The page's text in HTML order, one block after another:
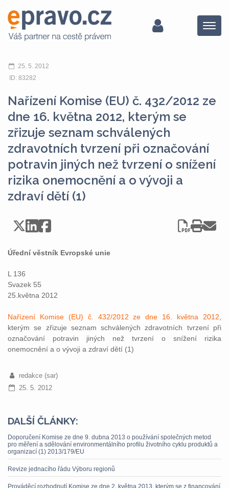
Menu
25. 5. 2012
ID: 83282
Nařízení Komise (EU) č. 432/2012 ze
dne 16. května 2012, kterým se
zřizuje seznam schválených
zdravotních tvrzení při označování
potravin jiných než tvrzení o snížení
rizika onemocnění a o vývoji a
zdraví dětí (1)
Úřední věstník Evropské unie
L 136
Svazek 55
25.května 2012
Nařízení Komise (EU) č. 432/2012 ze dne 16. května 2012
kterým se zřizuje seznam schválených zdravotních tvrzení při
označování potravin jiných než tvrzení o snížení rizika
onemocnění a o vývoji a zdraví dětí (1)
redakce (sar)
25. 5. 2012
DALŠÍ ČLÁNKY:
Doporučení Komise ze dne 9. dubna 2013 o používání společných metod
pro měření a sdělování environmentálního profilu životního cyklu produktů a
organizací (1) 2013/179/EU
Revize jednacího řádu Výboru regionů
Prováděcí rozhodnutí Komise ze dne 2. května 2013, kterým se z financování